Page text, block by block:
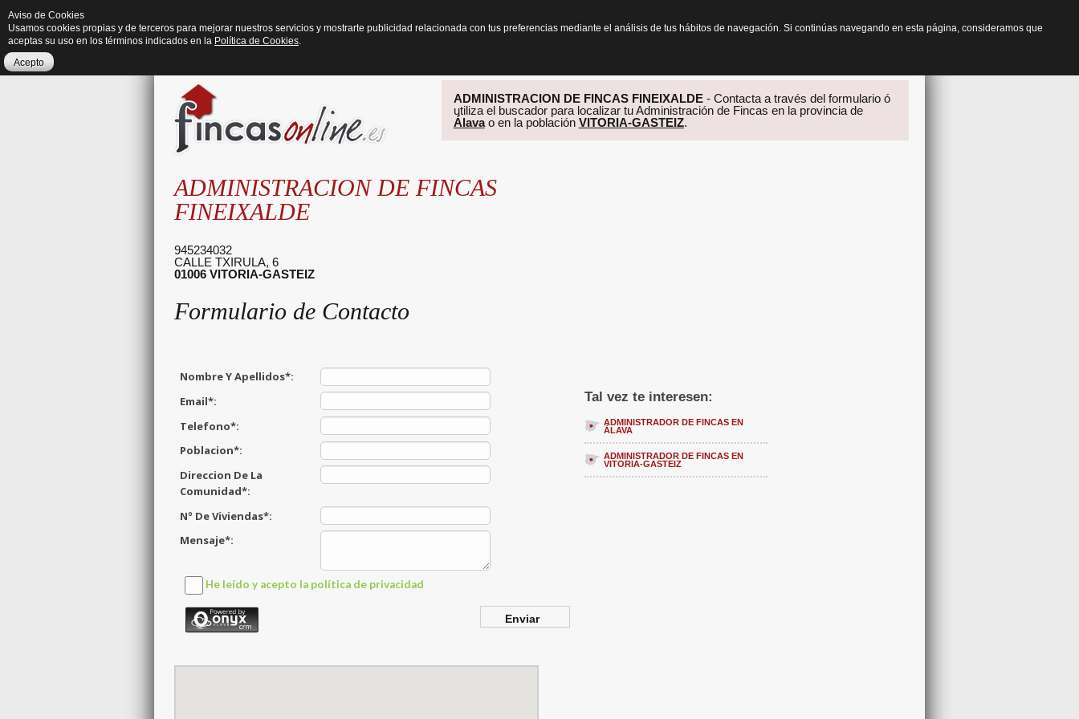
ADMINISTRACION DE FINCAS FINEIXALDE- Contacta a través del formulario ó
utiliza el buscador para localizar tu Administración de Fincas en la provincia de
Álavao en la población VITORIA-GASTEIZ.
Tal vez te interesen:
ADMINISTRADOR DE FINCAS EN
ÁLAVA
ADMINISTRADOR DE FINCAS EN
VITORIA-GASTEIZ
ADMINISTRACION DE FINCAS
FINEIXALDE
945234032
CALLE TXIRULA, 6
01006 VITORIA-GASTEIZ
Formulario de Contacto
Aviso de Cookies
Usamos cookies propias y de terceros para mejorar nuestros servicios y mostrarte publicidad relacionada con tus preferencias mediante el análisis de tus hábitos de navegación. Si continúas navegando en esta página, consideramos que
aceptas su uso en los términos indicados en la Política de Cookies.
Acepto